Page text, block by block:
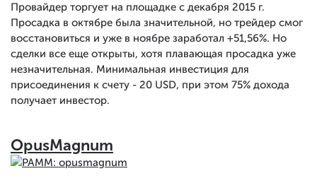
Провайдер торгует на площадке с декабря 2015 г.
Просадка в октябре была значительной, но трейдер смог
восстановиться и уже в ноябре заработал +51,56%. Но
сделки все еще открыты, хотя плавающая просадка уже
незначительная. Минимальная инвестиция для
присоединения к счету - 20 USD, при этом 75% дохода
получает инвестор.
OpusMagnum